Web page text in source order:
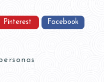
Pinterest Facebook